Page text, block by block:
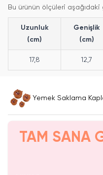
Bu ürünün ölçüleri aşağıdaki
Uzunluk
(cm)
Genişlik
(cm)
17,8 12,7
Yemek Saklama
TAM SANA